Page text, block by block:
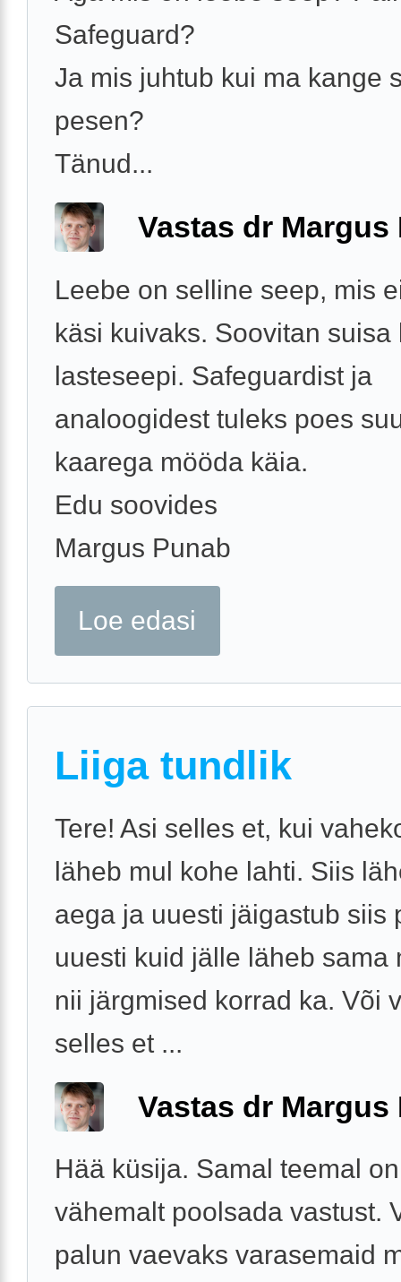
Safeguard?
Ja mis juhtub kui ma kange
pesen?
Tänud...
Vastas dr Margus
Leebe on selline seep, mis
käsi kuivaks. Soovitan suisa
lasteseepi. Safeguardist ja
analoogidest tuleks poes
kaarega mööda käia.
Edu soovides
Margus Punab
Loe edasi
Liiga tundlik
Tere! Asi selles et, kui
läheb mul kohe lahti. Siis
aega ja uuesti jäigastub siis
uuesti kuid jälle läheb sama
nii järgmised korrad ka. Või
selles et ...
Vastas dr Margus
Hää küsija. Samal teemal
vähemalt poolsada vastust.
palun vaevaks varasemaid